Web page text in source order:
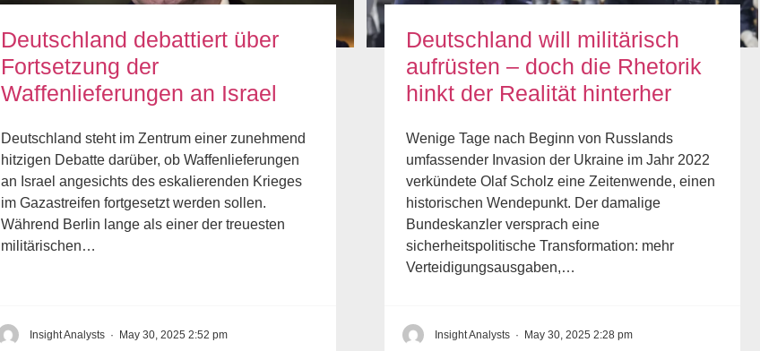
Deutschland debattiert über
Fortsetzung der
Waffenlieferungen an Israel
Deutschland steht im Zentrum einer zunehmend
hitzigen Debatte darüber, ob Waffenlieferungen
an Israel angesichts des eskalierenden Krieges
im Gazastreifen fortgesetzt werden sollen.
Während Berlin lange als einer der treuesten
militärischen…
Insight Analysts · May 30, 2025 2:52 pm
Deutschland will militärisch
aufrüsten – doch die Rhetorik
hinkt der Realität hinterher
Wenige Tage nach Beginn von Russlands
umfassender Invasion der Ukraine im Jahr 2022
verkündete Olaf Scholz eine Zeitenwende, einen
historischen Wendepunkt. Der damalige
Bundeskanzler versprach eine
sicherheitspolitische Transformation: mehr
Verteidigungsausgaben,…
Insight Analysts · May 30, 2025 2:28 pm